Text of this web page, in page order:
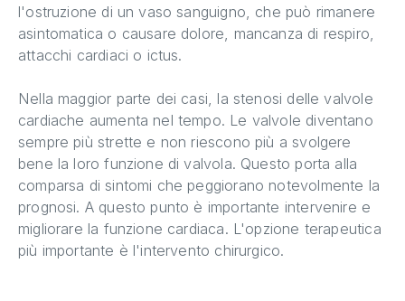
l'ostruzione di un vaso sanguigno, che può rimanere
asintomatica o causare dolore, mancanza di respiro,
attacchi cardiaci o ictus.
Nella maggior parte dei casi, la stenosi delle valvole
cardiache aumenta nel tempo. Le valvole diventano
sempre più strette e non riescono più a svolgere
bene la loro funzione di valvola. Questo porta alla
comparsa di sintomi che peggiorano notevolmente la
prognosi. A questo punto è importante intervenire e
migliorare la funzione cardiaca. L'opzione terapeutica
più importante è l'intervento chirurgico.